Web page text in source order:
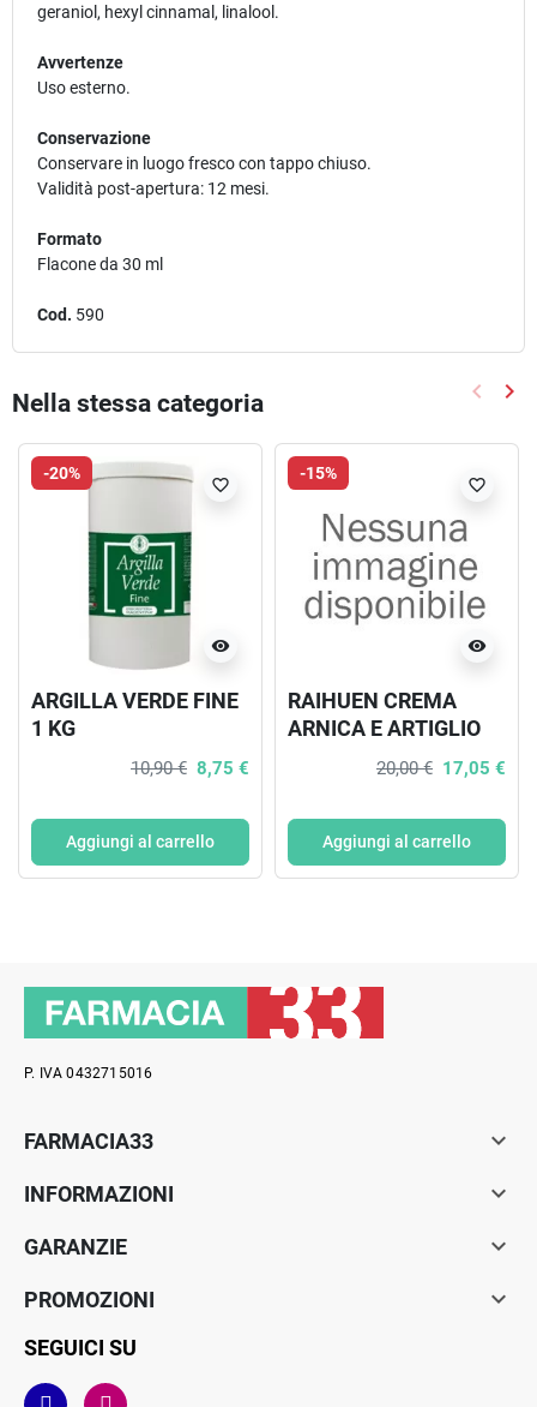
geraniol, hexyl cinnamal, linalool.
Avvertenze
Uso esterno.
Conservazione
Conservare in luogo fresco con tappo chiuso.
Validità post-apertura: 12 mesi.
Formato
Flacone da 30 ml
Cod. 590
Nella stessa categoria keyboard_arrow_left keyboard_arrow_right
-20%
visibility
favorite_border
ARGILLA VERDE FINE
1 KG
10,90 € 8,75 €
Aggiungi al carrello
-15%
visibility
favorite_border
RAIHUEN CREMA
ARNICA E ARTIGLIO
DEL DIAVOLO CORPO
20,00 € 17,05 €
Aggiungi al carrello
P. IVA 0432715016
FARMACIA33 
INFORMAZIONI 
GARANZIE 
PROMOZIONI 
SEGUICI SU